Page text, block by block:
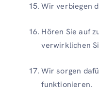
Wir verbiegen
Hören Sie auf
verwirklichen
Wir sorgen
funktionieren.